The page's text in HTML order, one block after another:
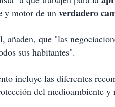
y motor de un verdadero
añaden, que "las
sus habitantes".
incluye las diferentes
del medioambiente